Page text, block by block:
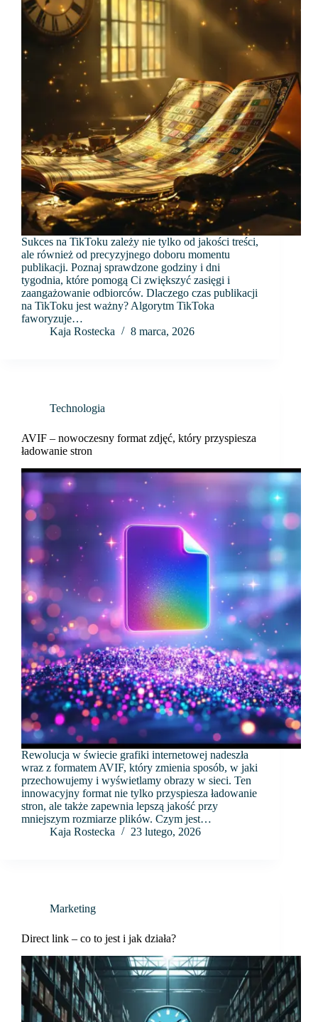
Sukces na TikToku zależy nie tylko od jakości treści,
ale również od precyzyjnego doboru momentu
publikacji. Poznaj sprawdzone godziny i dni
tygodnia, które pomogą Ci zwiększyć zasięgi i
zaangażowanie odbiorców. Dlaczego czas publikacji
na TikToku jest ważny? Algorytm TikToka
faworyzuje…
Kaja Rostecka
8 marca, 2026
Technologia
AVIF – nowoczesny format zdjęć, który przyspiesza
ładowanie stron
Rewolucja w świecie grafiki internetowej nadeszła
wraz z formatem AVIF, który zmienia sposób, w jaki
przechowujemy i wyświetlamy obrazy w sieci. Ten
innowacyjny format nie tylko przyspiesza ładowanie
stron, ale także zapewnia lepszą jakość przy
mniejszym rozmiarze plików. Czym jest…
Kaja Rostecka
23 lutego, 2026
Marketing
Direct link – co to jest i jak działa?